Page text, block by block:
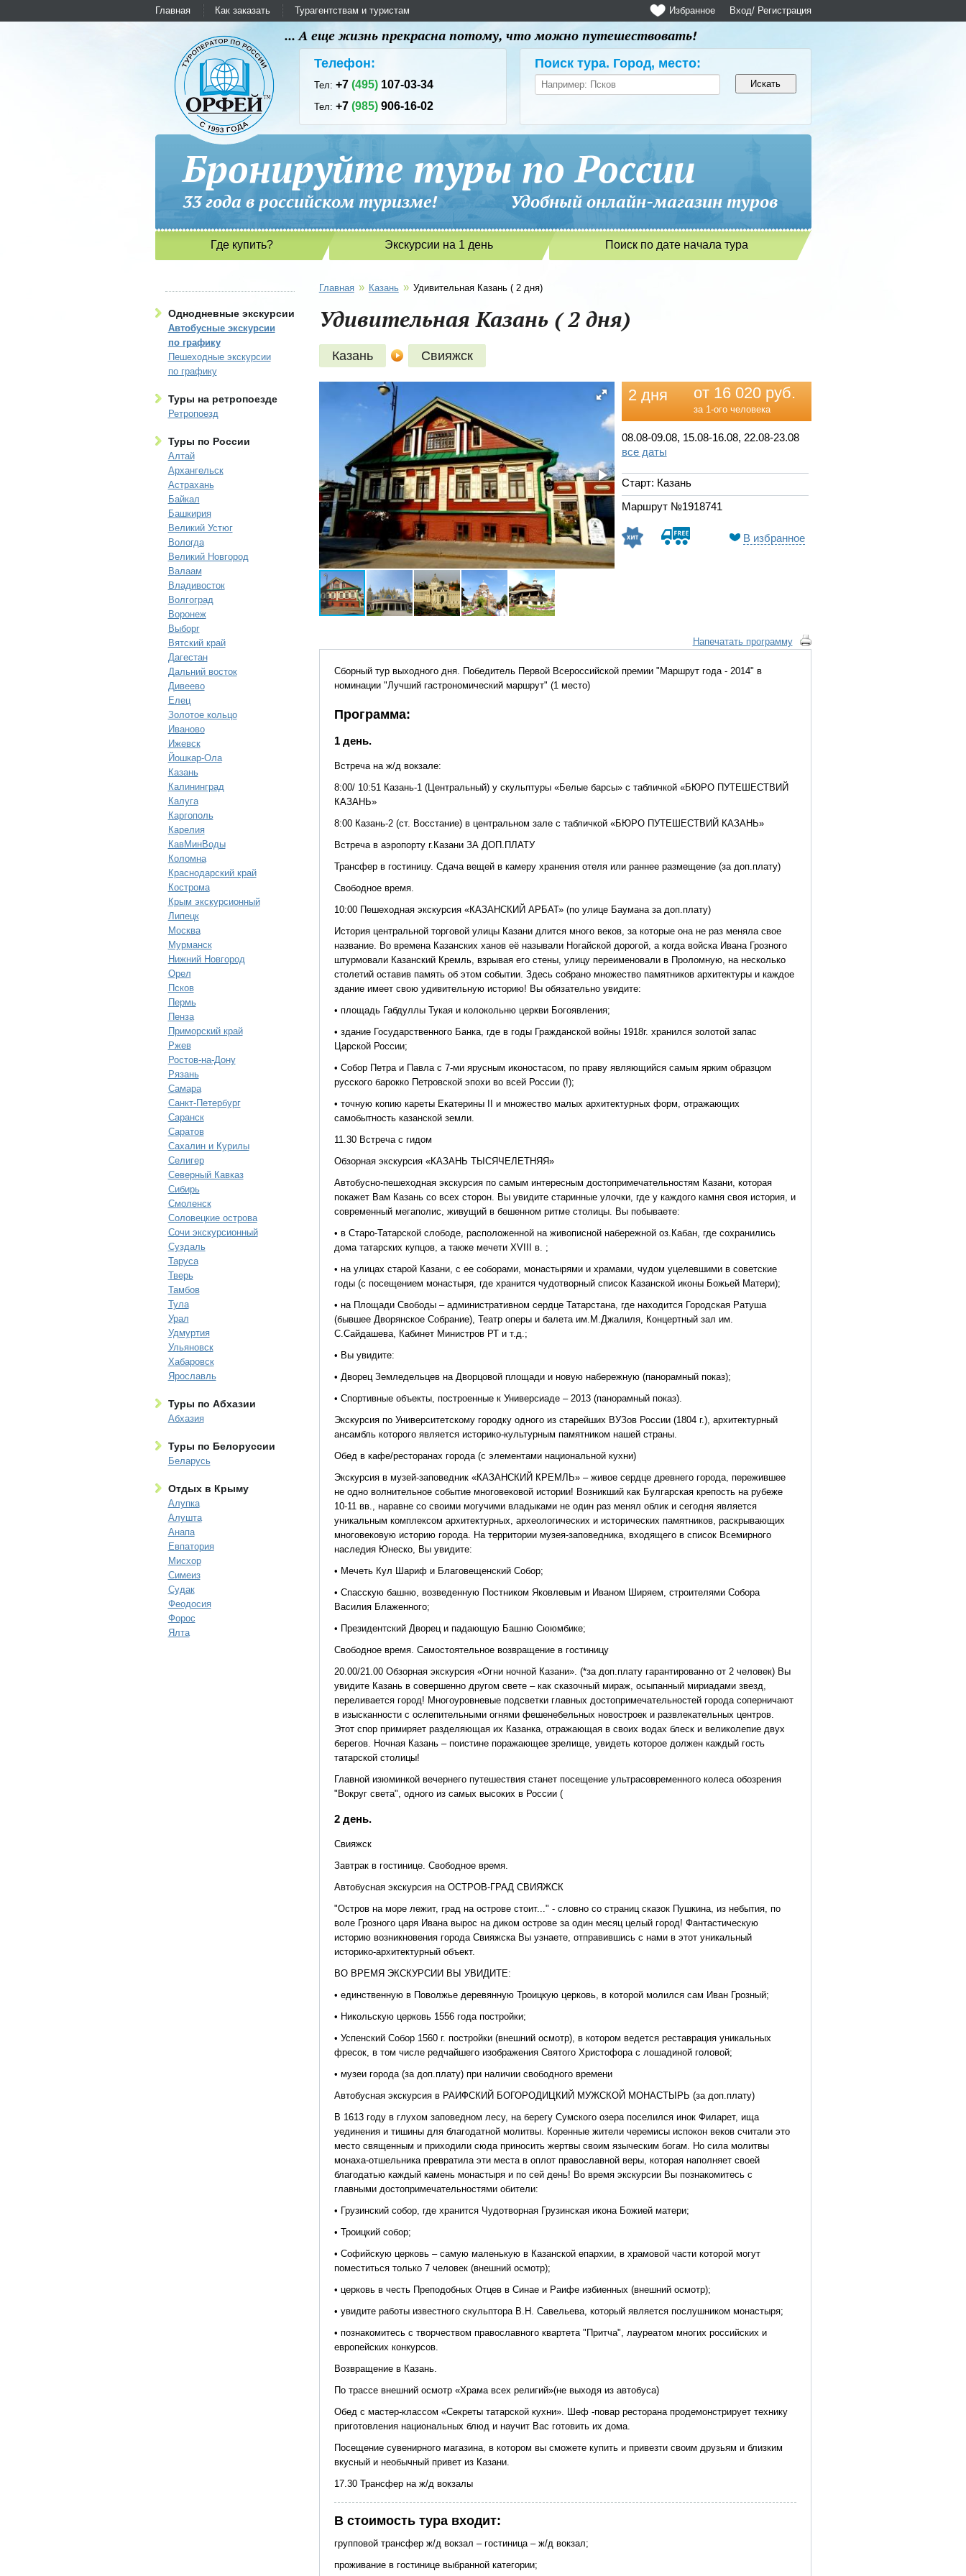
Главная Как заказать Турагентствам и туристам Вход/ Регистрация
Избранное
... А еще жизнь прекрасна потому, что можно путешествовать!
Телефон:
Тел:+7(495) 107-03-34
Тел:+7(985) 906-16-02
Поиск тура. Город, место:
Бронируйте туры по России
33 года в российском туризме! Удобный онлайн-магазин туров
Где купить? Экскурсии на 1 день Поиск по дате начала тура
Однодневные экскурсии
Автобусные экскурсии
по графику
Пешеходные экскурсии
по графику
Туры на ретропоезде
Ретропоезд
Туры по России
Алтай
Архангельск
Астрахань
Байкал
Башкирия
Великий Устюг
Вологда
Великий Новгород
Валаам
Владивосток
Волгоград
Воронеж
Выборг
Вятский край
Дагестан
Дальний восток
Дивеево
Елец
Золотое кольцо
Иваново
Ижевск
Йошкар-Ола
Казань
Калининград
Калуга
Каргополь
Карелия
КавМинВоды
Коломна
Краснодарский край
Кострома
Крым экскурсионный
Липецк
Москва
Мурманск
Нижний Новгород
Орел
Псков
Пермь
Пенза
Приморский край
Ржев
Ростов-на-Дону
Рязань
Самара
Санкт-Петербург
Саранск
Саратов
Сахалин и Курилы
Селигер
Северный Кавказ
Сибирь
Смоленск
Соловецкие острова
Сочи экскурсионный
Суздаль
Таруса
Тверь
Тамбов
Тула
Урал
Удмуртия
Ульяновск
Хабаровск
Ярославль
Туры по Абхазии
Абхазия
Туры по Белоруссии
Беларусь
Отдых в Крыму
Алупка
Алушта
Анапа
Евпатория
Мисхор
Симеиз
Судак
Феодосия
Форос
Ялта
Главная » Казань » Удивительная Казань ( 2 дня)
Удивительная Казань ( 2 дня)
Казань Свияжск
2 дня от 16 020 руб.
за 1-ого человека
08.08-09.08, 15.08-16.08, 22.08-23.08
все даты
Старт: Казань
Маршрут №1918741
В избранное
Напечатать программу
Сборный тур выходного дня. Победитель Первой Всероссийской премии "Маршрут года - 2014" в
номинации "Лучший гастрономический маршрут" (1 место)
Программа:
1 день.
Встреча на ж/д вокзале:
8:00/ 10:51 Казань-1 (Центральный) у скульптуры «Белые барсы» с табличкой «БЮРО ПУТЕШЕСТВИЙ
КАЗАНЬ»
8:00 Казань-2 (ст. Восстание) в центральном зале с табличкой «БЮРО ПУТЕШЕСТВИЙ КАЗАНЬ»
Встреча в аэропорту г.Казани ЗА ДОП.ПЛАТУ
Трансфер в гостиницу. Сдача вещей в камеру хранения отеля или раннее размещение (за доп.плату)
Свободное время.
10:00 Пешеходная экскурсия «КАЗАНСКИЙ АРБАТ» (по улице Баумана за доп.плату)
История центральной торговой улицы Казани длится много веков, за которые она не раз меняла свое
название. Во времена Казанских ханов её называли Ногайской дорогой, а когда войска Ивана Грозного
штурмовали Казанский Кремль, взрывая его стены, улицу переименовали в Проломную, на несколько
столетий оставив память об этом событии. Здесь собрано множество памятников архитектуры и каждое
здание имеет свою удивительную историю! Вы обязательно увидите:
• площадь Габдуллы Тукая и колокольню церкви Богоявления;
• здание Государственного Банка, где в годы Гражданской войны 1918г. хранился золотой запас
Царской России;
• Собор Петра и Павла с 7-ми ярусным иконостасом, по праву являющийся самым ярким образцом
русского барокко Петровской эпохи во всей России (!);
• точную копию кареты Екатерины II и множество малых архитектурных форм, отражающих
самобытность казанской земли.
11.30 Встреча с гидом
Обзорная экскурсия «КАЗАНЬ ТЫСЯЧЕЛЕТНЯЯ»
Автобусно-пешеходная экскурсия по самым интересным достопримечательностям Казани, которая
покажет Вам Казань со всех сторон. Вы увидите старинные улочки, где у каждого камня своя история, и
современный мегаполис, живущий в бешенном ритме столицы. Вы побываете:
• в Старо-Татарской слободе, расположенной на живописной набережной оз.Кабан, где сохранились
дома татарских купцов, а также мечети XVIII в. ;
• на улицах старой Казани, с ее соборами, монастырями и храмами, чудом уцелевшими в советские
годы (с посещением монастыря, где хранится чудотворный список Казанской иконы Божьей Матери);
• на Площади Свободы – административном сердце Татарстана, где находится Городская Ратуша
(бывшее Дворянское Собрание), Театр оперы и балета им.М.Джалиля, Концертный зал им.
С.Сайдашева, Кабинет Министров РТ и т.д.;
• Вы увидите:
• Дворец Земледельцев на Дворцовой площади и новую набережную (панорамный показ);
• Спортивные объекты, построенные к Универсиаде – 2013 (панорамный показ).
Экскурсия по Университетскому городку одного из старейших ВУЗов России (1804 г.), архитектурный
ансамбль которого является историко-культурным памятником нашей страны.
Обед в кафе/ресторанах города (с элементами национальной кухни)
Экскурсия в музей-заповедник «КАЗАНСКИЙ КРЕМЛЬ» – живое сердце древнего города, пережившее
не одно волнительное событие многовековой истории! Возникший как Булгарская крепость на рубеже
10-11 вв., наравне со своими могучими владыками не один раз менял облик и сегодня является
уникальным комплексом архитектурных, археологических и исторических памятников, раскрывающих
многовековую историю города. На территории музея-заповедника, входящего в список Всемирного
наследия Юнеско, Вы увидите:
• Мечеть Кул Шариф и Благовещенский Собор;
• Спасскую башню, возведенную Постником Яковлевым и Иваном Ширяем, строителями Собора
Василия Блаженного;
• Президентский Дворец и падающую Башню Сююмбике;
Свободное время. Самостоятельное возвращение в гостиницу
20.00/21.00 Обзорная экскурсия «Огни ночной Казани». (*за доп.плату гарантированно от 2 человек) Вы
увидите Казань в совершенно другом свете – как сказочный мираж, осыпанный мириадами звезд,
переливается город! Многоуровневые подсветки главных достопримечательностей города соперничают
в изысканности с ослепительными огнями фешенебельных новостроек и развлекательных центров.
Этот спор примиряет разделяющая их Казанка, отражающая в своих водах блеск и великолепие двух
берегов. Ночная Казань – поистине поражающее зрелище, увидеть которое должен каждый гость
татарской столицы!
Главной изюминкой вечернего путешествия станет посещение ультрасовременного колеса обозрения
"Вокруг света", одного из самых высоких в России (
2 день.
Свияжск
Завтрак в гостинице. Свободное время.
Автобусная экскурсия на ОСТРОВ-ГРАД СВИЯЖСК
"Остров на море лежит, град на острове стоит..." - словно со страниц сказок Пушкина, из небытия, по
воле Грозного царя Ивана вырос на диком острове за один месяц целый город! Фантастическую
историю возникновения города Свияжска Вы узнаете, отправившись с нами в этот уникальный
историко-архитектурный объект.
ВО ВРЕМЯ ЭКСКУРСИИ ВЫ УВИДИТЕ:
• единственную в Поволжье деревянную Троицкую церковь, в которой молился сам Иван Грозный;
• Никольскую церковь 1556 года постройки;
• Успенский Собор 1560 г. постройки (внешний осмотр), в котором ведется реставрация уникальных
фресок, в том числе редчайшего изображения Святого Христофора с лошадиной головой;
• музеи города (за доп.плату) при наличии свободного времени
Автобусная экскурсия в РАИФСКИЙ БОГОРОДИЦКИЙ МУЖСКОЙ МОНАСТЫРЬ (за доп.плату)
В 1613 году в глухом заповедном лесу, на берегу Сумского озера поселился инок Филарет, ища
уединения и тишины для благодатной молитвы. Коренные жители черемисы испокон веков считали это
место священным и приходили сюда приносить жертвы своим языческим богам. Но сила молитвы
монаха-отшельника превратила эти места в оплот православной веры, которая наполняет своей
благодатью каждый камень монастыря и по сей день! Во время экскурсии Вы познакомитесь с
главными достопримечательностями обители:
• Грузинский собор, где хранится Чудотворная Грузинская икона Божией матери;
• Троицкий собор;
• Софийскую церковь – самую маленькую в Казанской епархии, в храмовой части которой могут
поместиться только 7 человек (внешний осмотр);
• церковь в честь Преподобных Отцев в Синае и Раифе избиенных (внешний осмотр);
• увидите работы известного скульптора В.Н. Савельева, который является послушником монастыря;
• познакомитесь с творчеством православного квартета "Притча", лауреатом многих российских и
европейских конкурсов.
Возвращение в Казань.
По трассе внешний осмотр «Храма всех религий»(не выходя из автобуса)
Обед с мастер-классом «Секреты татарской кухни». Шеф -повар ресторана продемонстрирует технику
приготовления национальных блюд и научит Вас готовить их дома.
Посещение сувенирного магазина, в котором вы сможете купить и привезти своим друзьям и близким
вкусный и необычный привет из Казани.
17.30 Трансфер на ж/д вокзалы
В стоимость тура входит:
групповой трансфер ж/д вокзал – гостиница – ж/д вокзал;
проживание в гостинице выбранной категории;